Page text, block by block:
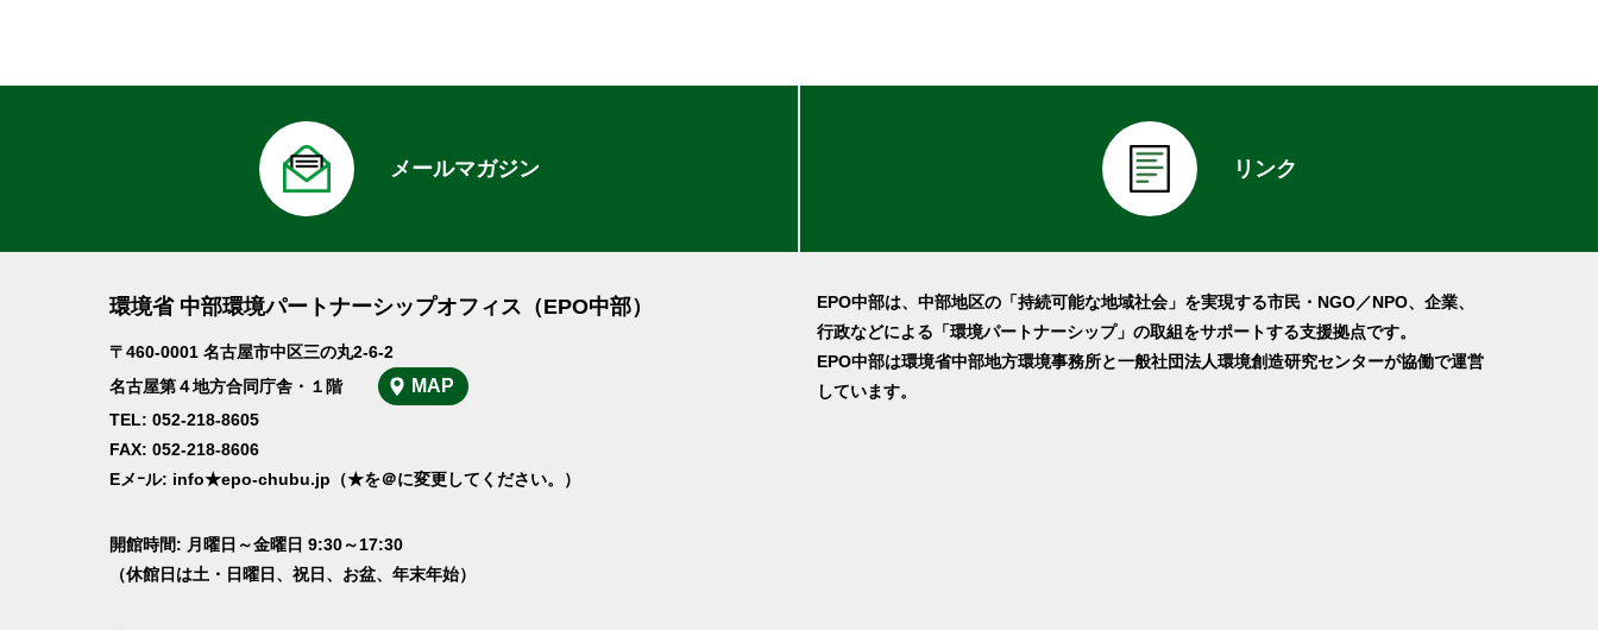
メールマガジン リンク
環境省 中部環境パートナーシップオフィス （EPO中部）
〒460-0001 名古屋市中区三の丸2-6-2
名古屋第４地方合同庁舎・１階
MAP
TEL: 052-218-8605
FAX: 052-218-8606
Eメｰル: info★epo-chubu.jp（★を＠に変更してください。）
開館時間: 月曜日～金曜日 9:30～17:30
（休館日は土・日曜日、祝日、お盆、年末年始）
EPO中部は、中部地区の「持続可能な地域社会」を実現する市民・NGO／NPO、企業、
行政などによる「環境パートナーシップ」の取組をサポートする支援拠点です。
EPO中部は環境省中部地方環境事務所と一般社団法人環境創造研究センターが協働で運営
しています。